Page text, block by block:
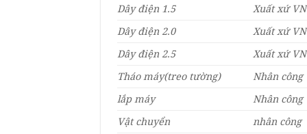
Dây điện 1.5
Xuất xứ
Dây điện 2.0
Xuất xứ
Dây điện 2.5
Xuất xứ
Tháo máy(treo tường)
Nhân công
lắp máy
Nhân công
Vật chuyển
nhân công